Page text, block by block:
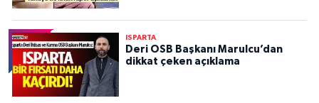
ISPARTA
Deri OSB Başkanı Marulcu’dan
dikkat çeken açıklama